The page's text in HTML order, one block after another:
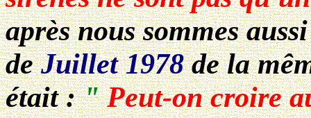
après nous sommes
deJuillet 1978de la
était :"Peut-on croire